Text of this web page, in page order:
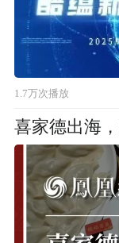
1.7万次播放
喜家德出海